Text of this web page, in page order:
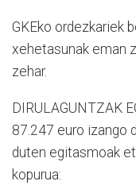
GKEko ordezkariek
xehetasunak eman
zehar.
DIRULAGUNTZAK
87.247 euro izango
duten egitasmoak
kopurua: